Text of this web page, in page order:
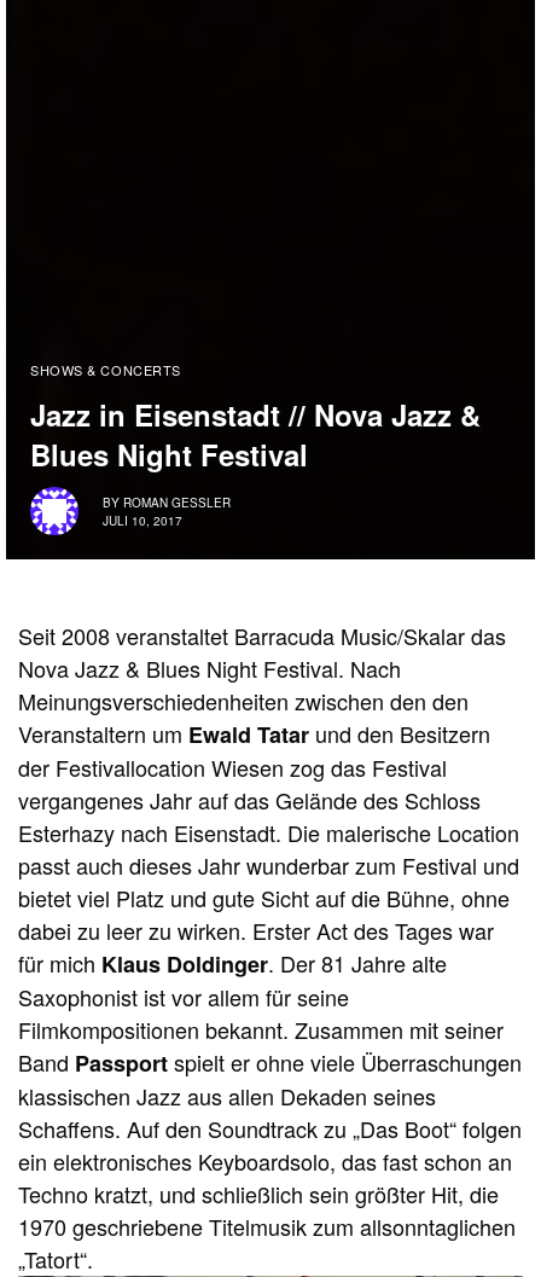
SHOWS & CONCERTS
Jazz in Eisenstadt // Nova Jazz &
Blues Night Festival
BY ROMAN GESSLER
JULI 10, 2017
Seit 2008 veranstaltet Barracuda Music/Skalar das
Nova Jazz & Blues Night Festival. Nach
Meinungsverschiedenheiten zwischen den den
Veranstaltern um Ewald Tatar und den Besitzern
der Festivallocation Wiesen zog das Festival
vergangenes Jahr auf das Gelände des Schloss
Esterhazy nach Eisenstadt. Die malerische Location
passt auch dieses Jahr wunderbar zum Festival und
bietet viel Platz und gute Sicht auf die Bühne, ohne
dabei zu leer zu wirken. Erster Act des Tages war
für mich Klaus Doldinger. Der 81 Jahre alte
Saxophonist ist vor allem für seine
Filmkompositionen bekannt. Zusammen mit seiner
Band Passportspielt er ohne viele Überraschungen
klassischen Jazz aus allen Dekaden seines
Schaffens. Auf den Soundtrack zu „Das Boot“ folgen
ein elektronisches Keyboardsolo, das fast schon an
Techno kratzt, und schließlich sein größter Hit, die
1970 geschriebene Titelmusik zum allsonntaglichen
„Tatort“.